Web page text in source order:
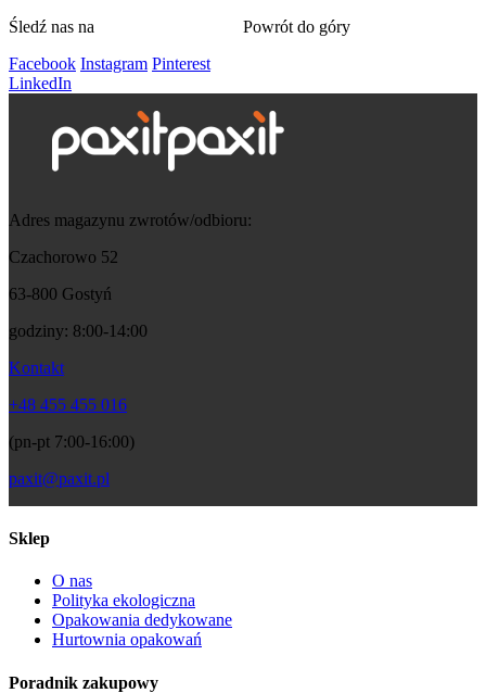
Śledź nas na
Facebook Instagram Pinterest
LinkedIn
Powrót do góry
Adres magazynu zwrotów/odbioru:
Czachorowo 52
63-800 Gostyń
godziny: 8:00-14:00
Kontakt
+48 455 455 016
(pn-pt 7:00-16:00)
paxit@paxit.pl
Sklep
O nas
Polityka ekologiczna
Opakowania dedykowane
Hurtownia opakowań
Poradnik zakupowy